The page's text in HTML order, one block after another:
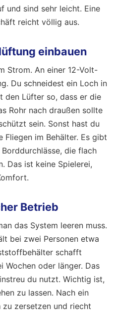
und sind sehr leicht. Eine
reicht völlig aus.
einbauen
Strom. An einer 12-Volt-
Du schneidest ein Loch in
den Lüfter so, dass er die
Rohr nach draußen sollte
sein. Sonst hast du
Fliegen im Behälter. Es gibt
die flach
Das ist keine Spielerei,
Betrieb
das System leeren muss.
bei zwei Personen etwa
schafft
oder länger. Das
du nutzt. Wichtig ist,
zu lassen. Nach ein
zersetzen und riecht